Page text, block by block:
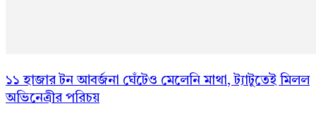
১১ হাজার টন আবর্জনা ঘেঁটেও মেলেনি মাথা, ট্যাটুতেই মিলল
অভিনেত্রীর পরিচয়